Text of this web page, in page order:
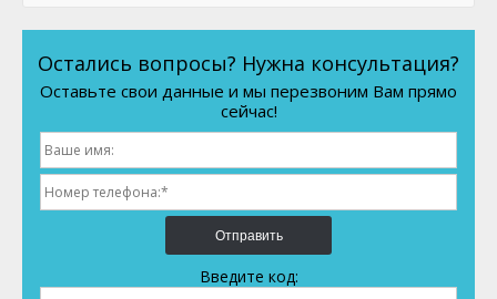
Остались вопросы? Нужна консультация?
Оставьте свои данные и мы перезвоним Вам прямо
сейчас!
Отправить
Введите код: